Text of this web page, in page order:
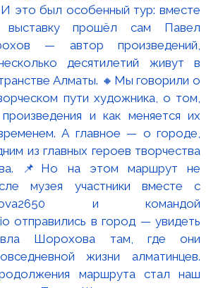
это был особенный тур: вместе
выставку прошёл сам Павел
— автор произведений,
десятилетий живут в
Алматы. 🔸Мы говорили о
пути художника, о том,
и как меняется их
А главное — о городе,
из главных героев творчества
📌Но на этом маршрут не
музея участники вместе с
и командой
отправились в город — увидеть
Шорохова там, где они
жизни алматинцев.
маршрута стал наш